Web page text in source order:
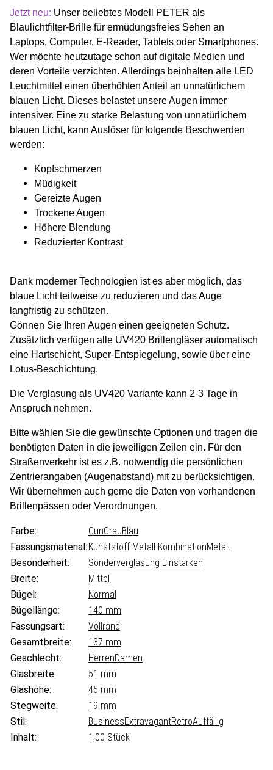
Jetzt neu: Unser beliebtes Modell PETER als
Blaulichtfilter-Brille für ermüdungsfreies Sehen an
Laptops, Computer, E-Reader, Tablets oder Smartphones.
Wer möchte heutzutage schon auf digitale Medien und
deren Vorteile verzichten. Allerdings beinhalten alle LED
Leuchtmittel einen überhöhten Anteil an unnatürlichem
blauen Licht. Dieses belastet unsere Augen immer
intensiver. Eine zu starke Belastung von unnatürlichem
blauen Licht, kann Auslöser für folgende Beschwerden
werden:
Kopfschmerzen
Müdigkeit
Gereizte Augen
Trockene Augen
Höhere Blendung
Reduzierter Kontrast
Dank moderner Technologien ist es aber möglich, das
blaue Licht teilweise zu reduzieren und das Auge
langfristig zu schützen.
Gönnen Sie Ihren Augen einen geeigneten Schutz.
Zusätzlich verfügen alle UV420 Brillengläser automatisch
eine Hartschicht, Super-Entspiegelung, sowie über eine
Lotus-Beschichtung.
Die Verglasung als UV420 Variante kann 2-3 Tage in
Anspruch nehmen.
Bitte wählen Sie die gewünschte Optionen und tragen die
benötigten Daten in die jeweiligen Zeilen ein. Für den
Straßenverkehr ist es z.B. notwendig die persönlichen
Zentrierangaben (Augenabstand) mit zu berücksichtigen.
Wir übernehmen auch gerne die Daten von vorhandenen
Brillenpässen oder Verordnungen.
Farbe: GunGrauBlau
Fassungsmaterial: Kunststoff-Metall-KombinationMetall
Besonderheit:
Sonderverglasung Einstärken
Breite:
Mittel
Bügel:
Normal
Bügellänge:
140 mm
Fassungsart:
Vollrand
Gesamtbreite:
137 mm
Geschlecht:
HerrenDamen
Glasbreite:
51 mm
Glashöhe:
45 mm
Stegweite:
19 mm
Stil:
BusinessExtravagantRetroAuffällig
Inhalt:
1,00 Stück